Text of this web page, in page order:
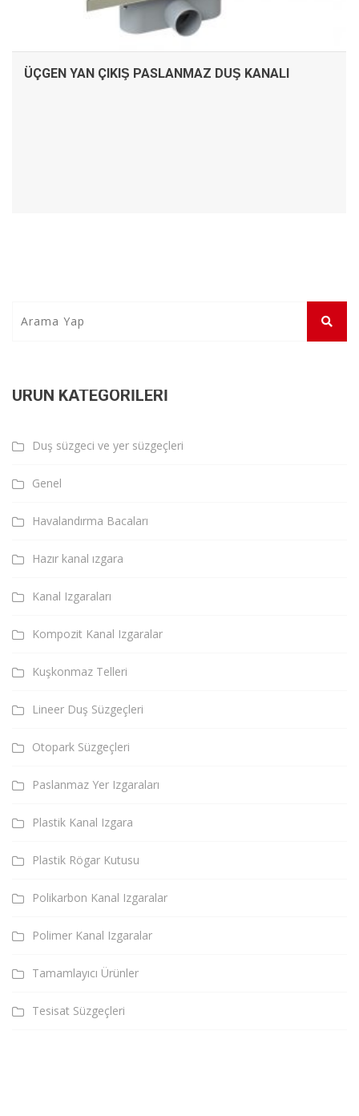
ÜÇGEN YAN ÇIKIŞ PASLANMAZ DUŞ KANALI
ÜRÜN KATEGORILERI
Duş süzgeci ve yer süzgeçleri
Genel
Havalandırma Bacaları
Hazır kanal ızgara
Kanal Izgaraları
Kompozit Kanal Izgaralar
Kuşkonmaz Telleri
Lineer Duş Süzgeçleri
Otopark Süzgeçleri
Paslanmaz Yer Izgaraları
Plastik Kanal Izgara
Plastik Rögar Kutusu
Polikarbon Kanal Izgaralar
Polimer Kanal Izgaralar
Tamamlayıcı Ürünler
Tesisat Süzgeçleri